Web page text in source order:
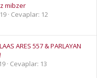
mibzer
Cevaplar: 12
ARES 557 & PARLAYAN
Cevaplar: 13